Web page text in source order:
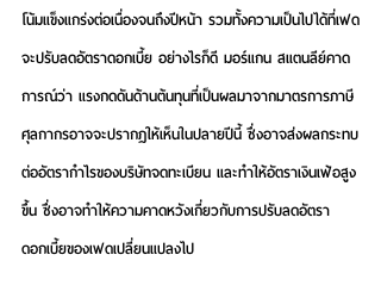
โน้มแข็งแกร่งต่อเนื่องจนถึงปีหน้า รวมทั้งความเป็นไปได้ที่เฟด
จะปรับลดอัตราดอกเบี้ย อย่างไรก็ดี มอร์แกน สแตนลีย์คาด
การณ์ว่า แรงกดดันด้านต้นทุนที่เป็นผลมาจากมาตรการภาษี
ศุลกากรอาจจะปรากฏให้เห็นในปลายปีนี้ ซึ่งอาจส่งผลกระทบ
ต่ออัตรากำไรของบริษัทจดทะเบียน และทำให้อัตราเงินเฟ้อสูง
ขึ้น ซึ่งอาจทำให้ความคาดหวังเกี่ยวกับการปรับลดอัตรา
ดอกเบี้ยของเฟดเปลี่ยนแปลงไป